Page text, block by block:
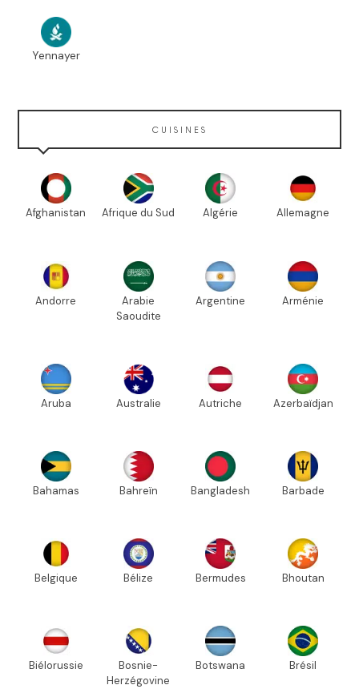
Yennayer
CUISINES
Afghanistan Afrique du Sud Algérie Allemagne
Andorre
Arabie
Saoudite
Argentine Arménie
Aruba Australie Autriche Azerbaïdjan
Bahamas Bahreïn Bangladesh Barbade
Belgique Bélize Bermudes Bhoutan
Biélorussie
Bosnie-
Herzégovine
Botswana Brésil